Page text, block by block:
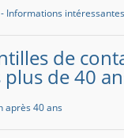
Informations intéressantes
de
plus de 40
après 40 ans